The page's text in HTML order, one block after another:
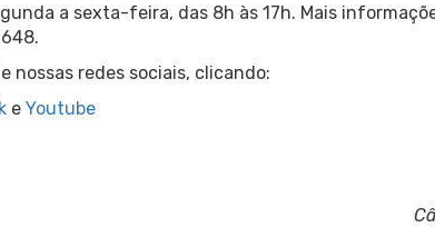
a sexta-feira, das 8h às 17h. Mais
nossas redes sociais, clicando:
e Youtube